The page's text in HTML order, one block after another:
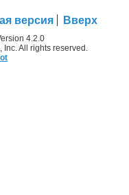
версия Вверх
4.2.0
All rights reserved.